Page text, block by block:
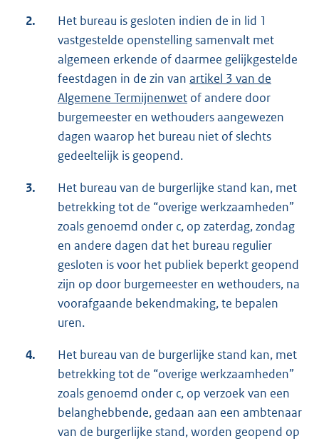
2.
Het bureau is gesloten indien de in lid 1
vastgestelde openstelling samenvalt met
algemeen erkende of daarmee gelijkgestelde
feestdagen in de zin van artikel 3 van de
Algemene Termijnenwet of andere door
burgemeester en wethouders aangewezen
dagen waarop het bureau niet of slechts
gedeeltelijk is geopend.
3.
Het bureau van de burgerlijke stand kan, met
betrekking tot de “overige werkzaamheden”
zoals genoemd onder c, op zaterdag, zondag
en andere dagen dat het bureau regulier
gesloten is voor het publiek beperkt geopend
zijn op door burgemeester en wethouders, na
voorafgaande bekendmaking, te bepalen
uren.
4.
Het bureau van de burgerlijke stand kan, met
betrekking tot de “overige werkzaamheden”
zoals genoemd onder c, op verzoek van een
belanghebbende, gedaan aan een ambtenaar
van de burgerlijke stand, worden geopend op